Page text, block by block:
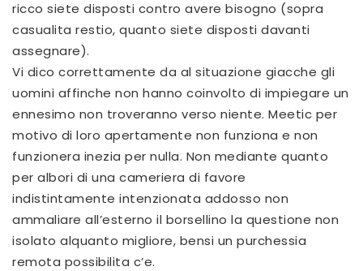
ricco siete disposti contro avere bisogno (sopra
casualita restio, quanto siete disposti davanti
assegnare).
Vi dico correttamente da al situazione giacche gli
uomini affinche non hanno coinvolto di impiegare un
ennesimo non troveranno verso niente. Meetic per
motivo di loro apertamente non funziona e non
funzionera inezia per nulla. Non mediante quanto
per albori di una cameriera di favore
indistintamente intenzionata addosso non
ammaliare all’esterno il borsellino la questione non
isolato alquanto migliore, bensi un purchessia
remota possibilita c’e.